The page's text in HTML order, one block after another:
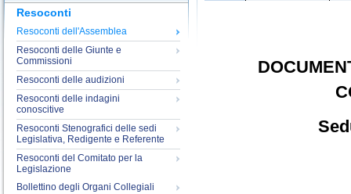
Resoconti
Resoconti dell'Assemblea
Resoconti delle Giunte e
Commissioni
Resoconti delle audizioni
Resoconti delle indagini
conoscitive
Resoconti Stenografici delle sedi
Legislativa, Redigente e Referente
Resoconti del Comitato per la
Legislazione
Bollettino degli Organi Collegiali